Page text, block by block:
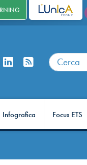
L'UNICA
Infografica Focus ETS